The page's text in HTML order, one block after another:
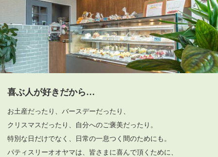
喜ぶ人が好きだから…
お土産だったり、バースデーだったり、
クリスマスだったり、自分へのご褒美だったり。
特別な日だけでなく、日常の一息つく間のためにも。
パティスリーオオヤマは、皆さまに喜んで頂くために、